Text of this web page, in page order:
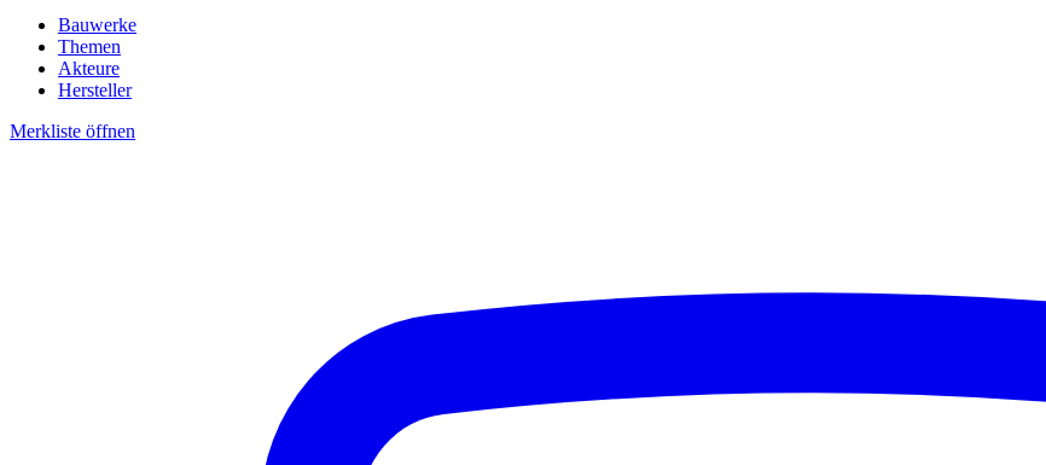
Bauwerke
Themen
Akteure
Hersteller
Merkliste öffnen